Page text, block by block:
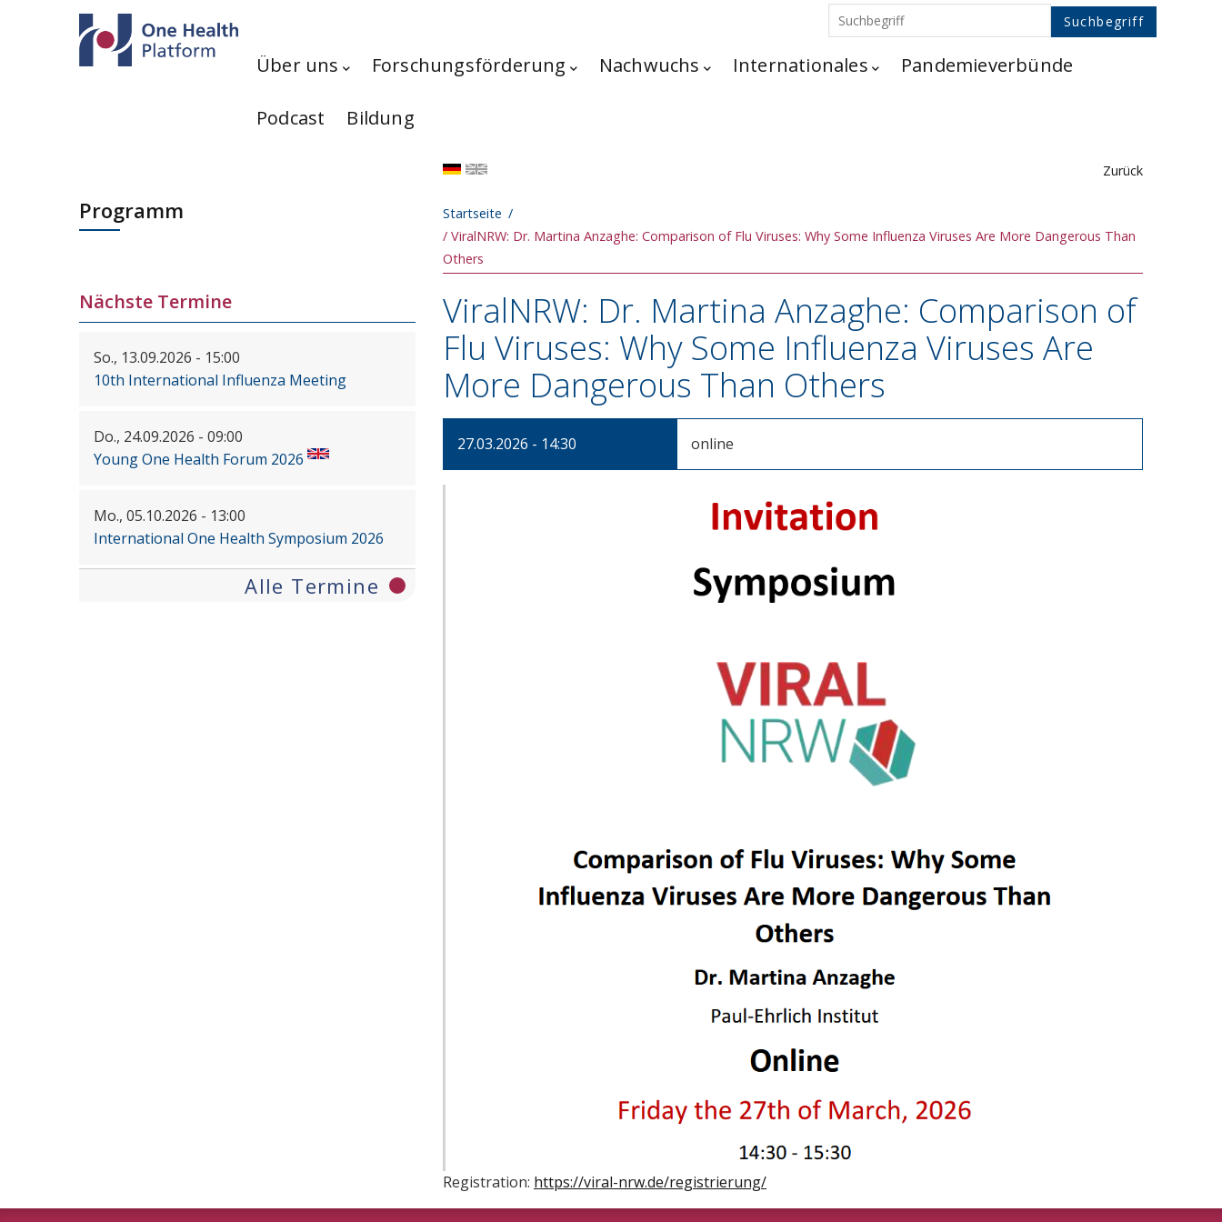
Direkt zum Inhalt
Über uns Forschungsförderung Nachwuchs Internationales Pandemieverbünde
Podcast Bildung
Zurück
Pfadnavigation
Startseite
ViralNRW: Dr. Martina Anzaghe: Comparison of Flu Viruses: Why Some Influenza Viruses Are More Dangerous Than
Others
ViralNRW: Dr. Martina Anzaghe: Comparison of
Flu Viruses: Why Some Influenza Viruses Are
More Dangerous Than Others
27.03.2026 - 14:30 online
Registration: https://viral-nrw.de/registrierung/
Programm
Nächste Termine
So., 13.09.2026 - 15:00
10th International Influenza Meeting
Do., 24.09.2026 - 09:00
Young One Health Forum 2026
Mo., 05.10.2026 - 13:00
International One Health Symposium 2026
Alle Termine